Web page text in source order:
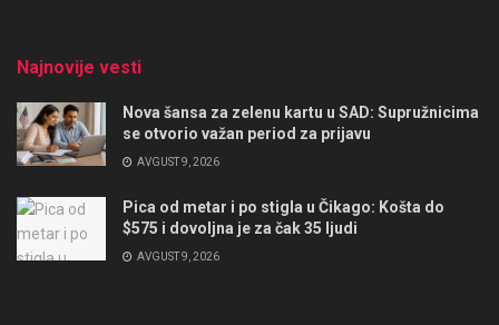
Najnovije vesti
Nova šansa za zelenu kartu u SAD: Supružnicima
se otvorio važan period za prijavu
AVGUST 9, 2026
Pica od metar i po stigla u Čikago: Košta do
$575 i dovoljna je za čak 35 ljudi
AVGUST 9, 2026